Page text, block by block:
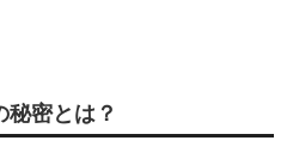
秘密とは？